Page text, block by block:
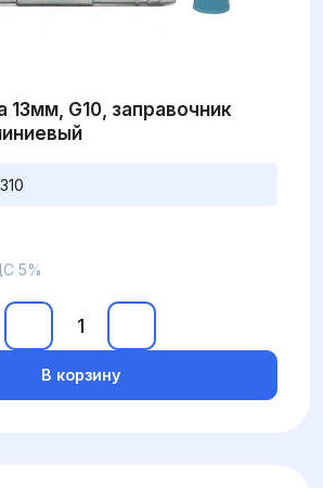
13мм, G10, заправочник
5%
В корзину